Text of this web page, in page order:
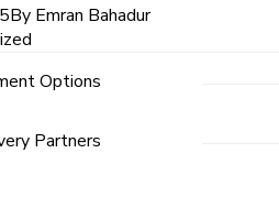
By Emran Bahadur
Options
Partners